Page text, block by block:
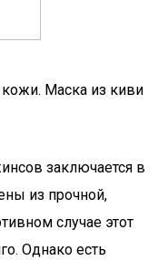
Маска из киви
заключается в
из прочной,
случае этот
Однако есть